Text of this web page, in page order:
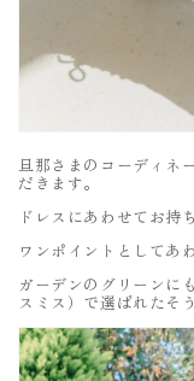
旦那さまのコーディネ
だきます。
ドレスにあわせてお持
ワンポイントとしてあ
ガーデンのグリーンに
スミス）で選ばれたそ